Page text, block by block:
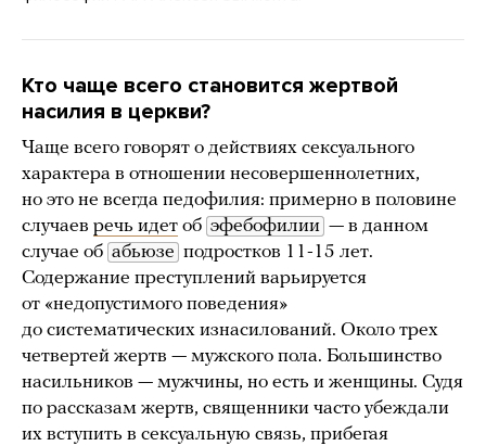
Кто чаще всего становится жертвой
насилия в церкви?
Чаще всего говорят о действиях сексуального
характера в отношении несовершеннолетних,
но это не всегда педофилия: примерно в половине
случаев речь идет об эфебофилии — в данном
случае об абьюзе подростков 11-15 лет.
Содержание преступлений варьируется
от «недопустимого поведения»
до систематических изнасилований. Около трех
четвертей жертв — мужского пола. Большинство
насильников — мужчины, но есть и женщины. Судя
по рассказам жертв, священники часто убеждали
их вступить в сексуальную связь, прибегая